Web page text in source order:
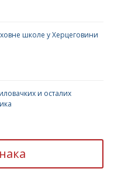
школе у Херцеговини
и осталих